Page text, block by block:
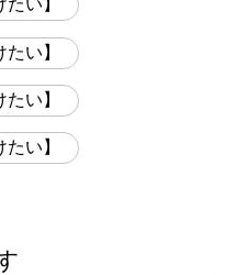
い】
い】
い】
い】